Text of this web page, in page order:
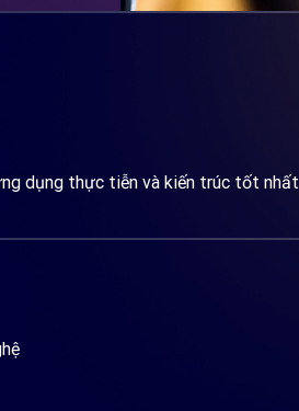
dụng thực tiễn và kiến trúc tốt nhất